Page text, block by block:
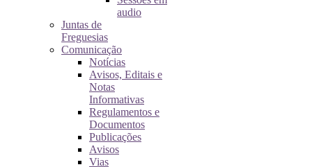
audio
Juntas de
Freguesias
Comunicação
Notícias
Avisos, Editais e
Notas
Informativas
Regulamentos e
Documentos
Publicações
Avisos
Vias